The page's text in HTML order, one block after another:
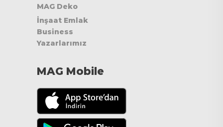
MAG Deko
İnşaat Emlak
Business
Yazarlarımız
MAG Mobile